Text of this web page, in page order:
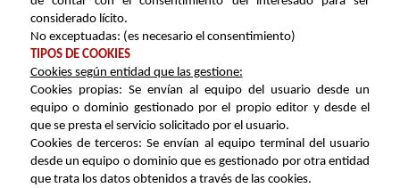
considerado lícito.
No exceptuadas: (es necesario el consentimiento)
TIPOS DE COOKIES
Cookies según entidad que las gestione:
Cookies propias: Se envían al equipo del usuario desde un
equipo o dominio gestionado por el propio editor y desde el
que se presta el servicio solicitado por el usuario.
Cookies de terceros: Se envían al equipo terminal del usuario
desde un equipo o dominio que es gestionado por otra entidad
que trata los datos obtenidos a través de las cookies.